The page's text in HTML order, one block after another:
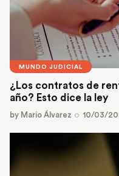
MUNDO JUDICIAL
¿Los contratos de
año? Esto dice la ley
by Mario Álvarez 10/03/